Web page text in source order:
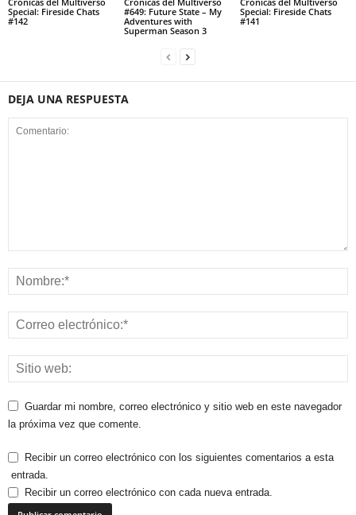
Special: Fireside Chats
#142
#649: Future State – My
Adventures with
Superman Season 3
Special: Fireside Chats
#141
DEJA UNA RESPUESTA
Guardar mi nombre, correo electrónico y sitio web en este navegador
la próxima vez que comente.
Recibir un correo electrónico con los siguientes comentarios a esta
entrada.
Recibir un correo electrónico con cada nueva entrada.